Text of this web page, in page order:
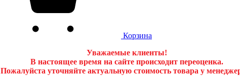
Корзина
Уважаемые клиенты!
В настоящее время на сайте происходит переоценка.
Пожалуйста уточняйте актуальную стоимость товара у